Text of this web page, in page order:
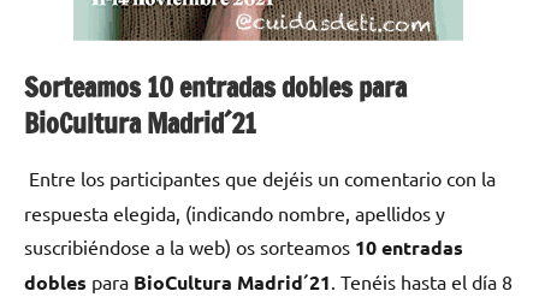
Sorteamos 10 entradas dobles para
BioCultura Madrid´21
Entre los participantes que dejéis un comentario con la
respuesta elegida, (indicando nombre, apellidos y
suscribiéndose a la web) os sorteamos 10 entradas
dobles para BioCultura Madrid´21. Tenéis hasta el día 8